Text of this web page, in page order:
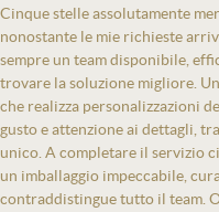
Cinque stelle assolutamente
nonostante le mie richieste
sempre un team disponibile,
trovare la soluzione migliore.
che realizza personalizzazioni
gusto e attenzione ai dettagli,
unico. A completare il servizio
un imballaggio impeccabile,
contraddistingue tutto il team.